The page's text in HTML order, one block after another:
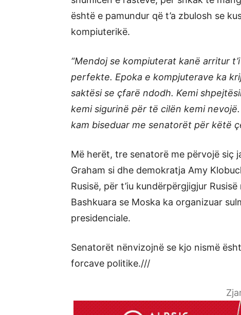
është e pamundur që t’a zbulosh se
kompiuterikë.
“Mendoj se kompiuterat kanë arritur
perfekte. Epoka e kompjuterave ka
saktësi se çfarë ndodh. Kemi
kemi sigurinë për të cilën kemi
kam biseduar me senatorët për këtë
Më herët, tre senatorë me përvojë siç
Graham si dhe demokratja Amy
Rusisë, për t’iu kundërpërgjigjur
Bashkuara se Moska ka organizuar
presidenciale.
Senatorët nënvizojnë se kjo nismë
forcave politike.///